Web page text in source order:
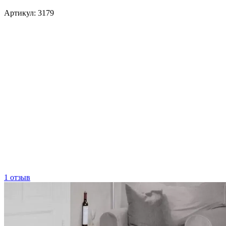
Артикул: 3179
1 отзыв